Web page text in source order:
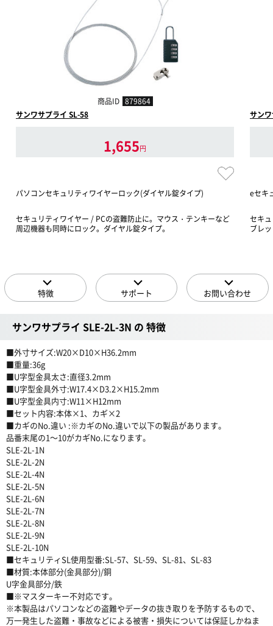
商品ID 879864
サンワサプライ SL-58
1,655円
パソコンセキュリティワイヤーロック(ダイヤル錠タイプ)
セキュリティワイヤー / PCの盗難防止に。マウス・テンキーなど
周辺機器も同時にロック。ダイヤル錠タイプ。
サン
eセキ
セキ
ブレ
特徴 サポート お問い合わせ
サンワサプライ SLE-2L-3N の 特徴
■外寸サイズ:W20×D10×H36.2mm
■重量:36g
■U字型金具太さ:直径3.2mm
■U字型金具外寸:W17.4×D3.2×H15.2mm
■U字型金具内寸:W11×H12mm
■セット内容:本体×1、カギ×2
■カギのNo.違い :※カギのNo.違いで以下の製品があります。
品番末尾の1〜10がカギNo.になります。
SLE-2L-1N
SLE-2L-2N
SLE-2L-4N
SLE-2L-5N
SLE-2L-6N
SLE-2L-7N
SLE-2L-8N
SLE-2L-9N
SLE-2L-10N
■セキュリティSL使用型番:SL-57、SL-59、SL-81、SL-83
■材質:本体部分(金具部分)/銅
U字金具部分/鉄
■※マスターキー不対応です。
※本製品はパソコンなどの盗難やデータの抜き取りを予防するもので、
万一発生した盗難・事故などによる被害・損失については保証しかねま